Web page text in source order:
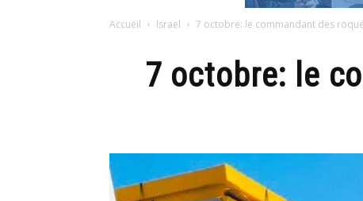
Accueil Israel 7 octobre: le commandant des
7 octobre: le